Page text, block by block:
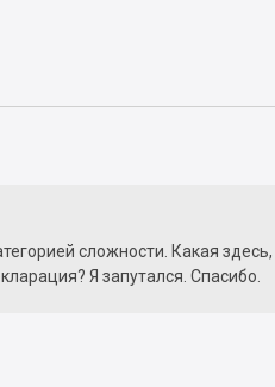
сложности. Какая здесь,
Я запутался. Спасибо.